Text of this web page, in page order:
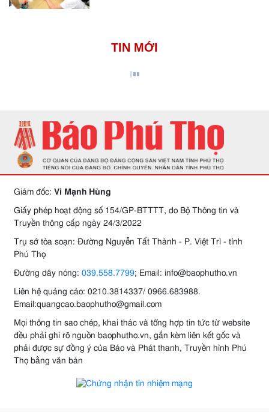
TIN MỚI
Giám đốc: Vi Mạnh Hùng
Giấy phép hoạt động số 154/GP-BTTTT, do Bộ Thông tin và
Truyền thông cấp ngày 24/3/2022
Trụ sở tòa soạn: Đường Nguyễn Tất Thành - P. Việt Trì - tỉnh
Phú Thọ
Đường dây nóng: 039.558.7799; Email: info@baophutho.vn
Liên hệ quảng cáo: 0210.3814337/ 0966.683988.
Email:quangcao.baophutho@gmail.com
Mọi thông tin sao chép, khai thác và tổng hợp tin tức từ website
đều phải ghi rõ nguồn baophutho.vn, gắn kèm liên kết gốc và
phải được sự đồng ý của Báo và Phát thanh, Truyền hình Phú
Thọ bằng văn bản